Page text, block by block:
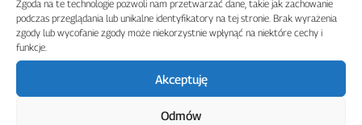
Zgoda na te technologie pozwoli nam przetwarzać dane, takie jak zachowanie
podczas przeglądania lub unikalne identyfikatory na tej stronie. Brak wyrażenia
zgody lub wycofanie zgody może niekorzystnie wpłynąć na niektóre cechy i
funkcje.
Akceptuję
Odmów
Testy do egzaminów
...i wiele więcej
POBIERZ NASZA APLIKACJĘ